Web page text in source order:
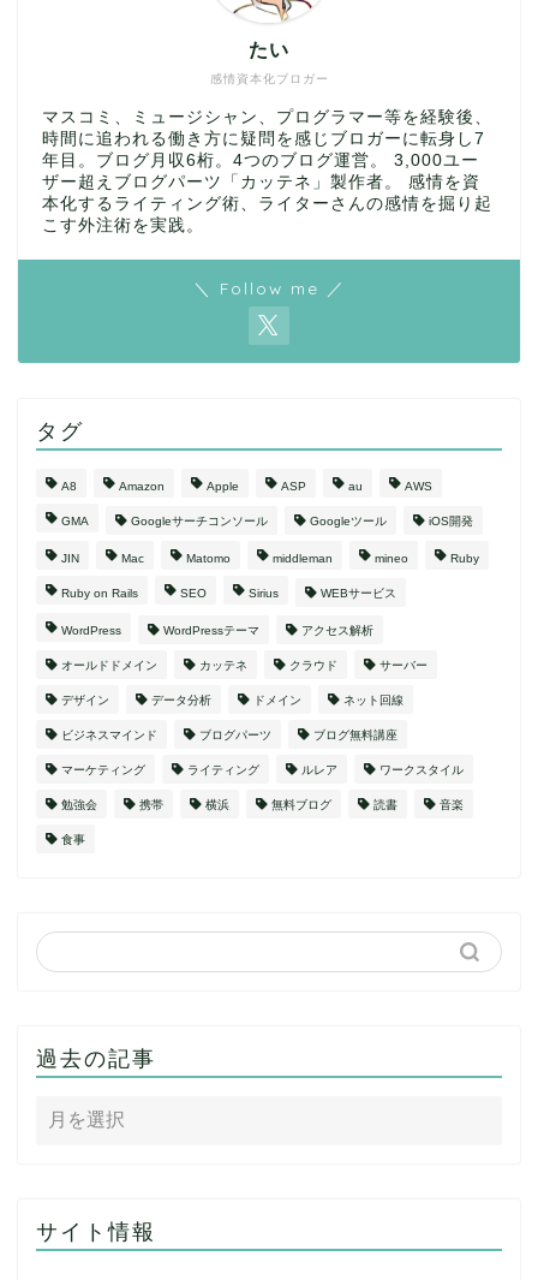
感情資本化ブロガー
たい
マスコミ、ミュージシャン、プログラマー等を経験後、
時間に追われる働き方に疑問を感じブロガーに転身し7
年目。ブログ月収6桁。4つのブログ運営。 3,000ユー
ザー超えブログパーツ「カッテネ」製作者。 感情を資
本化するライティング術、ライターさんの感情を掘り起
こす外注術を実践。
＼ Follow me ／
タグ
A8 Amazon Apple ASP au AWS
GMA Googleサーチコンソール Googleツール iOS開発
JIN Mac Matomo middleman mineo Ruby
Ruby on Rails SEO Sirius WEBサービス
WordPress WordPressテーマ アクセス解析
オールドドメイン カッテネ クラウド サーバー
デザイン データ分析 ドメイン ネット回線
ビジネスマインド ブログパーツ ブログ無料講座
マーケティング ライティング ルレア ワークスタイル
勉強会 携帯 横浜 無料ブログ 読書 音楽
食事
過去の記事
サイト情報